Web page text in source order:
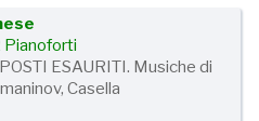
Pianoforti
ESAURITI. Musiche di
Casella